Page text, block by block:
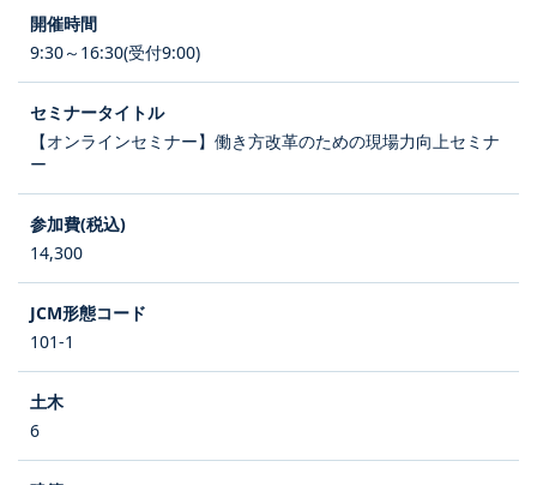
9:30～16:30(受付9:00)
【オンラインセミナー】働き方改革のための現場力向上セミナ
ー
14,300
101-1
6